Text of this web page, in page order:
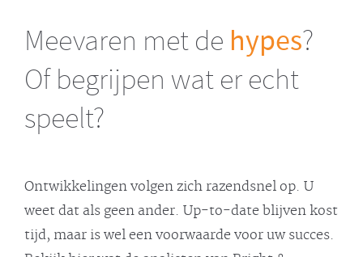
NEDERLANDS
ENGLISH
Meevaren met de hypes?
Of begrijpen wat er echt
speelt?
Ontwikkelingen volgen zich razendsnel op. U
weet dat als geen ander. Up-to-date blijven kost
tijd, maar is wel een voorwaarde voor uw succes.